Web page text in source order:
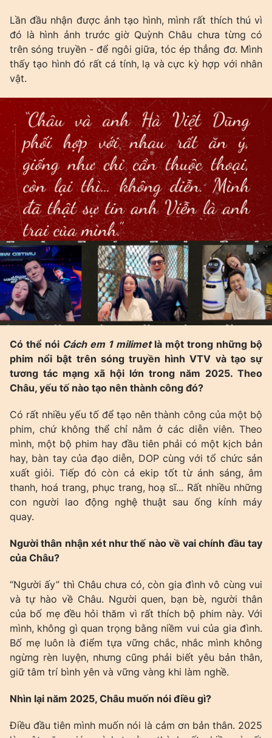
Lần đầu nhận được ảnh tạo hình, mình rất thích thú vì
đó là hình ảnh trước giờ Quỳnh Châu chưa từng có
trên sóng truyền - để ngôi giữa, tóc ép thẳng đơ. Mình
thấy tạo hình đó rất cá tính, lạ và cực kỳ hợp với nhân
vật.
Có thể nói Cách em 1 milimetlà một trong những bộ
phim nổi bật trên sóng truyền hình VTV và tạo sự
tương tác mạng xã hội lớn trong năm 2025. Theo
Châu, yếu tố nào tạo nên thành công đó?
Có rất nhiều yếu tố để tạo nên thành công của một bộ
phim, chứ không thể chỉ nằm ở các diễn viên. Theo
mình, một bộ phim hay đầu tiên phải có một kịch bản
hay, bàn tay của đạo diễn, DOP cùng với tổ chức sản
xuất giỏi. Tiếp đó còn cả ekip tốt từ ánh sáng, âm
thanh, hoá trang, phục trang, hoạ sĩ... Rất nhiều những
con người lao động nghệ thuật sau ống kính máy
quay.
Người thân nhận xét như thế nào về vai chính đầu tay
của Châu?
“Người ấy” thì Châu chưa có, còn gia đình vô cùng vui
và tự hào về Châu. Người quen, bạn bè, người thân
của bố mẹ đều hỏi thăm vì rất thích bộ phim này. Với
mình, không gì quan trọng bằng niềm vui của gia đình.
Bố mẹ luôn là điểm tựa vững chắc, nhắc mình không
ngừng rèn luyện, nhưng cũng phải biết yêu bản thân,
giữ tâm trí bình yên và vững vàng khi làm nghề.
Nhìn lại năm 2025, Châu muốn nói điều gì?
Điều đầu tiên mình muốn nói là cảm ơn bản thân. 2025